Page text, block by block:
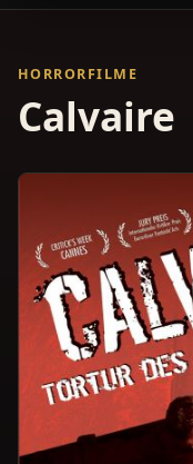
HORRORFILME
Calvaire